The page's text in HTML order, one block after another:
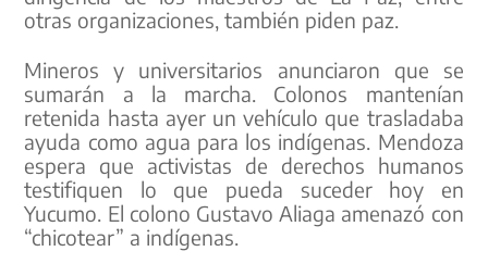
otras organizaciones, también piden paz.
Mineros y universitarios anunciaron que se
sumarán a la marcha. Colonos mantenían
retenida hasta ayer un vehículo que trasladaba
ayuda como agua para los indígenas. Mendoza
espera que activistas de derechos humanos
testifiquen lo que pueda suceder hoy en
Yucumo. El colono Gustavo Aliaga amenazó con
“chicotear” a indígenas.